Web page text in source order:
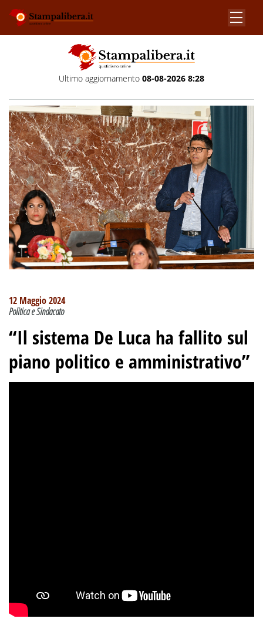
Ultimo aggiornamento 08-08-2026 8:28
12 Maggio 2024
Politica e Sindacato
“Il sistema De Luca ha fallito sul
piano politico e amministrativo”